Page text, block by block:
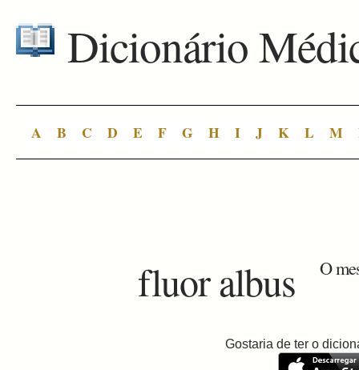
Dicionário
A B C D E F G H I J K L M
fluor albus O
Gostaria de ter o